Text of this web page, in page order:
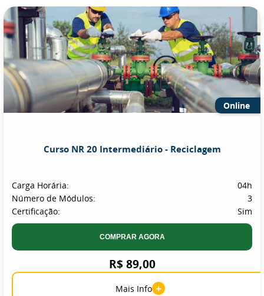
Online
Curso NR 20 Intermediário - Reciclagem
Carga Horária:
04h
Número de Módulos:
3
Certificação:
Sim
COMPRAR AGORA
R$ 89,00
Mais Info +